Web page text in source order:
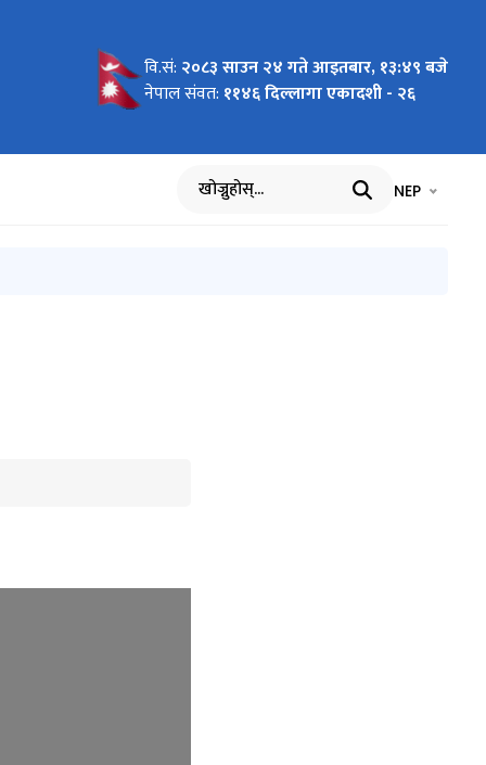
वि.सं: २०८३ साउन २४ गते आइतबार, १३:४९ बजे
नेपाल संवत: ११४६ दिल्लागा एकादशी - २६
खोज्नुहोस् भाषा चयन
NEP